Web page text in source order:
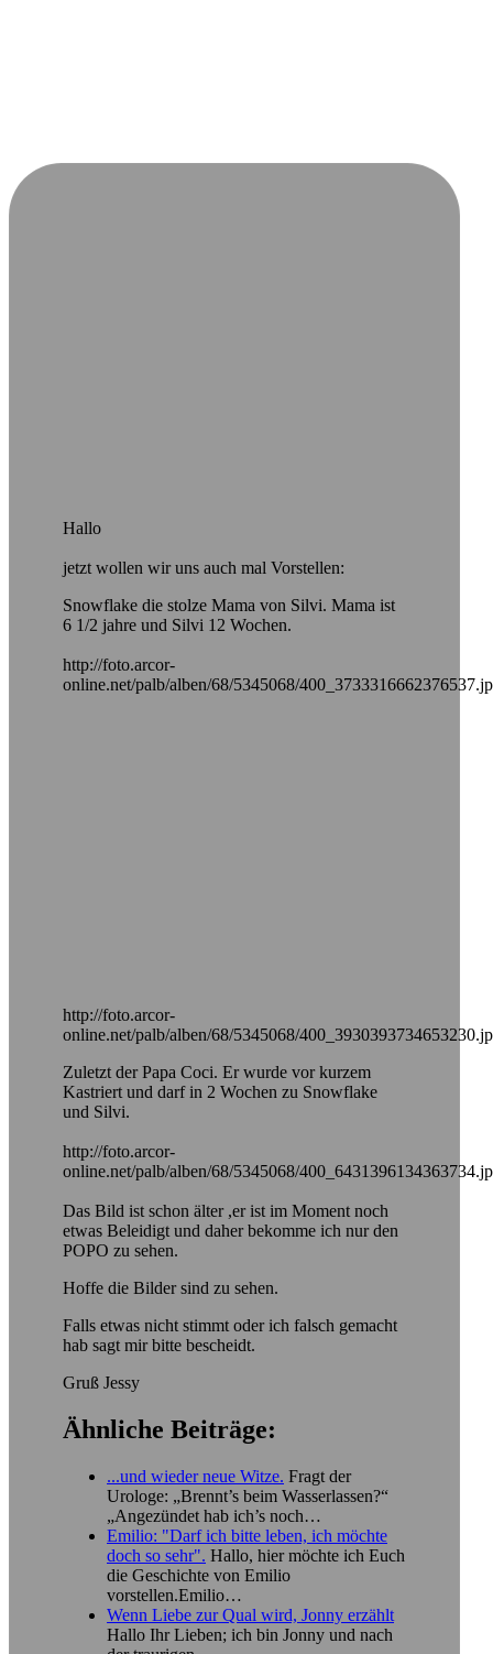
Hallo
jetzt wollen wir uns auch mal Vorstellen:
Snowflake die stolze Mama von Silvi. Mama ist
6 1/2 jahre und Silvi 12 Wochen.
http://foto.arcor-
online.net/palb/alben/68/5345068/
http://foto.arcor-
online.net/palb/alben/68/5345068/
Zuletzt der Papa Coci. Er wurde vor kurzem
Kastriert und darf in 2 Wochen zu Snowflake
und Silvi.
http://foto.arcor-
online.net/palb/alben/68/5345068/
Das Bild ist schon älter ,er ist im Moment noch
etwas Beleidigt und daher bekomme ich nur den
POPO zu sehen.
Hoffe die Bilder sind zu sehen.
Falls etwas nicht stimmt oder ich falsch gemacht
hab sagt mir bitte bescheidt.
Gruß Jessy
Ähnliche Beiträge:
...und wieder neue Witze. Fragt der
Urologe: „Brennt’s beim Wasserlassen?“
„Angezündet hab ich’s noch…
Emilio: "Darf ich bitte leben, ich möchte
doch so sehr". Hallo, hier möchte ich Euch
die Geschichte von Emilio
vorstellen.Emilio…
Wenn Liebe zur Qual wird, Jonny erzählt
Hallo Ihr Lieben; ich bin Jonny und nach